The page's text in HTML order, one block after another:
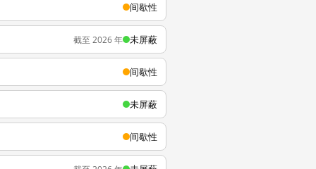
间歇性
截至 2026 年 未屏蔽
间歇性
未屏蔽
间歇性